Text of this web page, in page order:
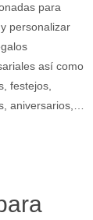
para
personalizar
así como
festejos,
aniversarios,…